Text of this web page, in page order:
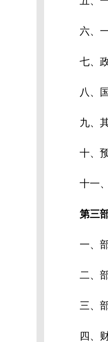
六、一
七、政
八、国
九、其
十、预
十一、
第三
一、部
二、部
三、部
四、财